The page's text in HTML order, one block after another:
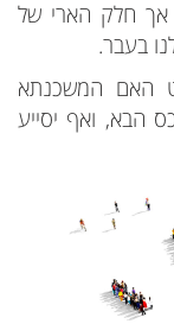
חלק הארי של
בעבר.
האם המשכנתא
הבא, ואף יסייע